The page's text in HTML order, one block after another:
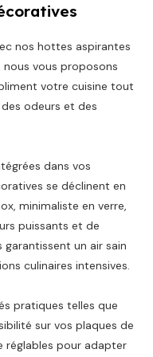
nos hottes aspirantes
vous proposons
votre cuisine tout
odeurs et des
dans vos
se déclinent en
minimaliste en verre,
puissants et de
un air sain
culinaires intensives.
pratiques telles que
sur vos plaques de
réglables pour adapter